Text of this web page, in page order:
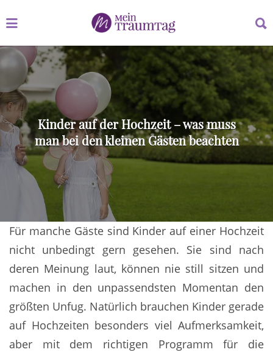
nach:
nach:
Kinder auf der Hochzeit – was muss
man bei den kleinen Gästen beachten
Für manche Gäste sind Kinder auf einer Hochzeit
nicht unbedingt gern gesehen. Sie sind nach
deren Meinung laut, können nie still sitzen und
machen in den unpassendsten Momentan den
größten Unfug. Natürlich brauchen Kinder gerade
auf Hochzeiten besonders viel Aufmerksamkeit,
aber mit dem richtigen Programm für die